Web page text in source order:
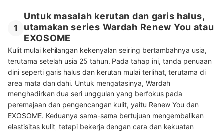
1
Untuk masalah kerutan dan garis halus,
utamakan series Wardah Renew You atau
EXOSOME
Kulit mulai kehilangan kekenyalan seiring bertambahnya usia,
terutama setelah usia 25 tahun. Pada tahap ini, tanda penuaan
dini seperti garis halus dan kerutan mulai terlihat, terutama di
area mata dan dahi. Untuk mengatasinya, Wardah
menghadirkan dua seri unggulan yang berfokus pada
peremajaan dan pengencangan kulit, yaitu Renew You dan
EXOSOME. Keduanya sama-sama bertujuan mengembalikan
elastisitas kulit, tetapi bekerja dengan cara dan kekuatan